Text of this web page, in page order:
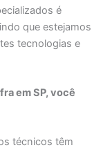
é
que estejamos
tecnologias e
em SP, você
técnicos têm